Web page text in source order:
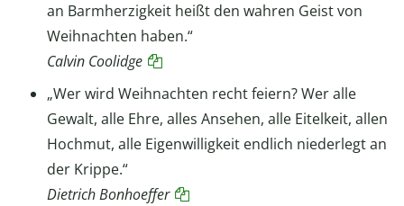
an Barmherzigkeit heißt den wahren Geist von
Weihnachten haben.“
Calvin Coolidge
„Wer wird Weihnachten recht feiern? Wer alle
Gewalt, alle Ehre, alles Ansehen, alle Eitelkeit, allen
Hochmut, alle Eigenwilligkeit endlich niederlegt an
der Krippe.“
Dietrich Bonhoeffer